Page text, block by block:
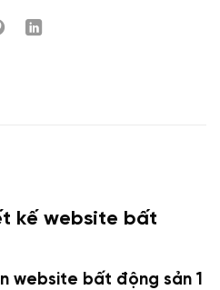
kế website bất
website bất động sản 1